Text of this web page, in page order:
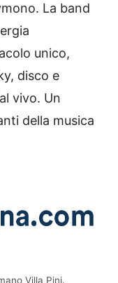
La band
unico,
disco e
vivo. Un
della musica
Villa Pini.